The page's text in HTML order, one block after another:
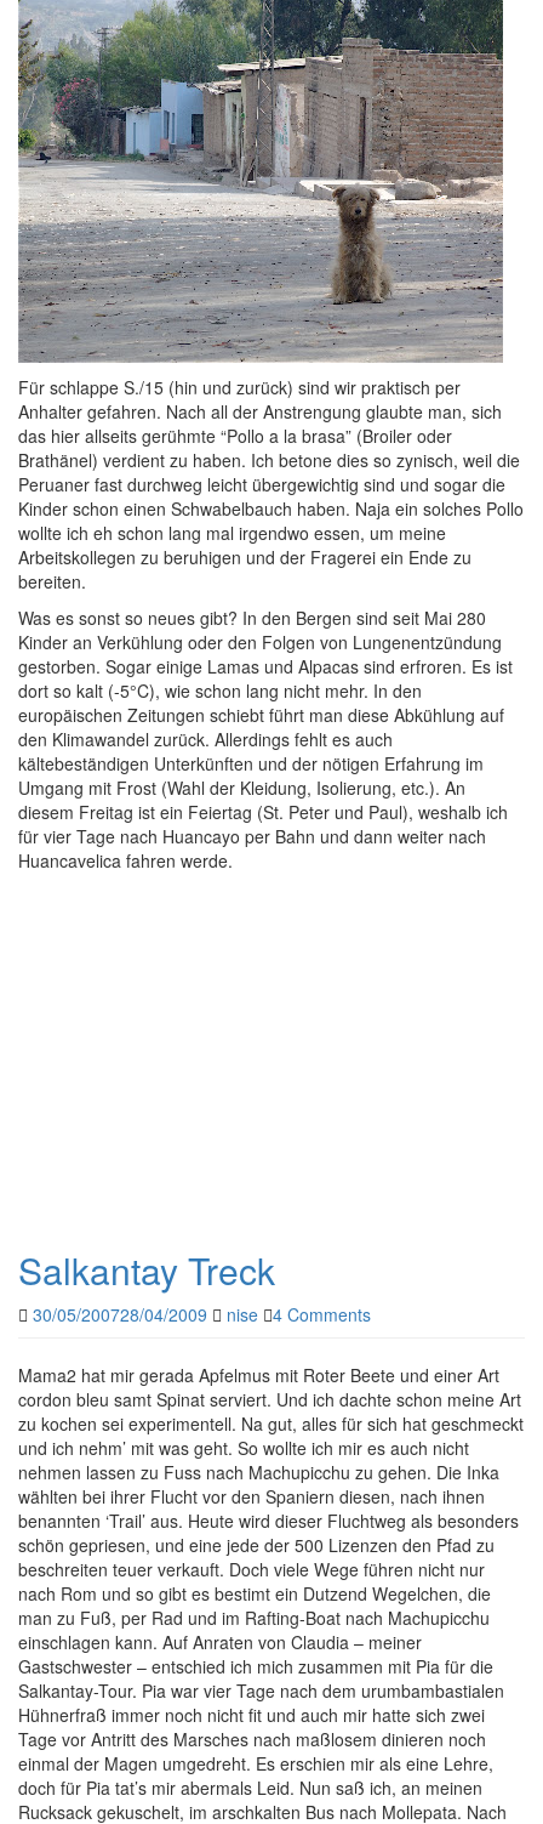
Für schlappe S./15 (hin und zurück) sind wir praktisch per
Anhalter gefahren. Nach all der Anstrengung glaubte man, sich
das hier allseits gerühmte “Pollo a la brasa” (Broiler oder
Brathänel) verdient zu haben. Ich betone dies so zynisch, weil die
Peruaner fast durchweg leicht übergewichtig sind und sogar die
Kinder schon einen Schwabelbauch haben. Naja ein solches Pollo
wollte ich eh schon lang mal irgendwo essen, um meine
Arbeitskollegen zu beruhigen und der Fragerei ein Ende zu
bereiten.
Was es sonst so neues gibt? In den Bergen sind seit Mai 280
Kinder an Verkühlung oder den Folgen von Lungenentzündung
gestorben. Sogar einige Lamas und Alpacas sind erfroren. Es ist
dort so kalt (-5°C), wie schon lang nicht mehr. In den
europäischen Zeitungen schiebt führt man diese Abkühlung auf
den Klimawandel zurück. Allerdings fehlt es auch
kältebeständigen Unterkünften und der nötigen Erfahrung im
Umgang mit Frost (Wahl der Kleidung, Isolierung, etc.). An
diesem Freitag ist ein Feiertag (St. Peter und Paul), weshalb ich
für vier Tage nach Huancayo per Bahn und dann weiter nach
Huancavelica fahren werde.
Salkantay Treck
30/05/200728/04/2009 nise 4 Comments
Mama2 hat mir gerada Apfelmus mit Roter Beete und einer Art
cordon bleu samt Spinat serviert. Und ich dachte schon meine Art
zu kochen sei experimentell. Na gut, alles für sich hat geschmeckt
und ich nehm’ mit was geht. So wollte ich mir es auch nicht
nehmen lassen zu Fuss nach Machupicchu zu gehen. Die Inka
wählten bei ihrer Flucht vor den Spaniern diesen, nach ihnen
benannten ‘Trail’ aus. Heute wird dieser Fluchtweg als besonders
schön gepriesen, und eine jede der 500 Lizenzen den Pfad zu
beschreiten teuer verkauft. Doch viele Wege führen nicht nur
nach Rom und so gibt es bestimt ein Dutzend Wegelchen, die
man zu Fuß, per Rad und im Rafting-Boat nach Machupicchu
einschlagen kann. Auf Anraten von Claudia – meiner
Gastschwester – entschied ich mich zusammen mit Pia für die
Salkantay-Tour. Pia war vier Tage nach dem urumbambastialen
Hühnerfraß immer noch nicht fit und auch mir hatte sich zwei
Tage vor Antritt des Marsches nach maßlosem dinieren noch
einmal der Magen umgedreht. Es erschien mir als eine Lehre,
doch für Pia tat’s mir abermals Leid. Nun saß ich, an meinen
Rucksack gekuschelt, im arschkalten Bus nach Mollepata. Nach